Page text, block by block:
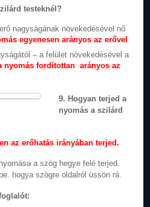
testeknél?
nagyságának növekedésével nő
egyenesen arányos az erővel
– a felület növekedésével a
nyomás fordítottan arányos az
9. Hogyan terjed a
nyomás a szilárd
az erőhatás irányában terjed.
a szög hegye felé terjed.
hogya szögre oldalról üssön rá.